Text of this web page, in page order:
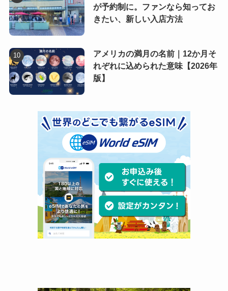
が予約制に。ファンなら知ってお
きたい、新しい入店方法
アメリカの満月の名前｜12か月そ
れぞれに込められた意味【2026年
版】